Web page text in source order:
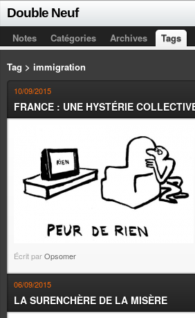
Double Neuf
Notes Catégories Archives Tags
Tag > immigration
10/09/2015
FRANCE : UNE HYSTÉRIE
Écrit parOpsomer
06/09/2015
LA SURENCHÈRE DE LA MISÈRE